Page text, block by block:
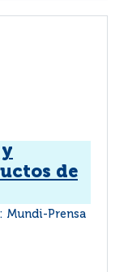
de
Mundi-Prensa